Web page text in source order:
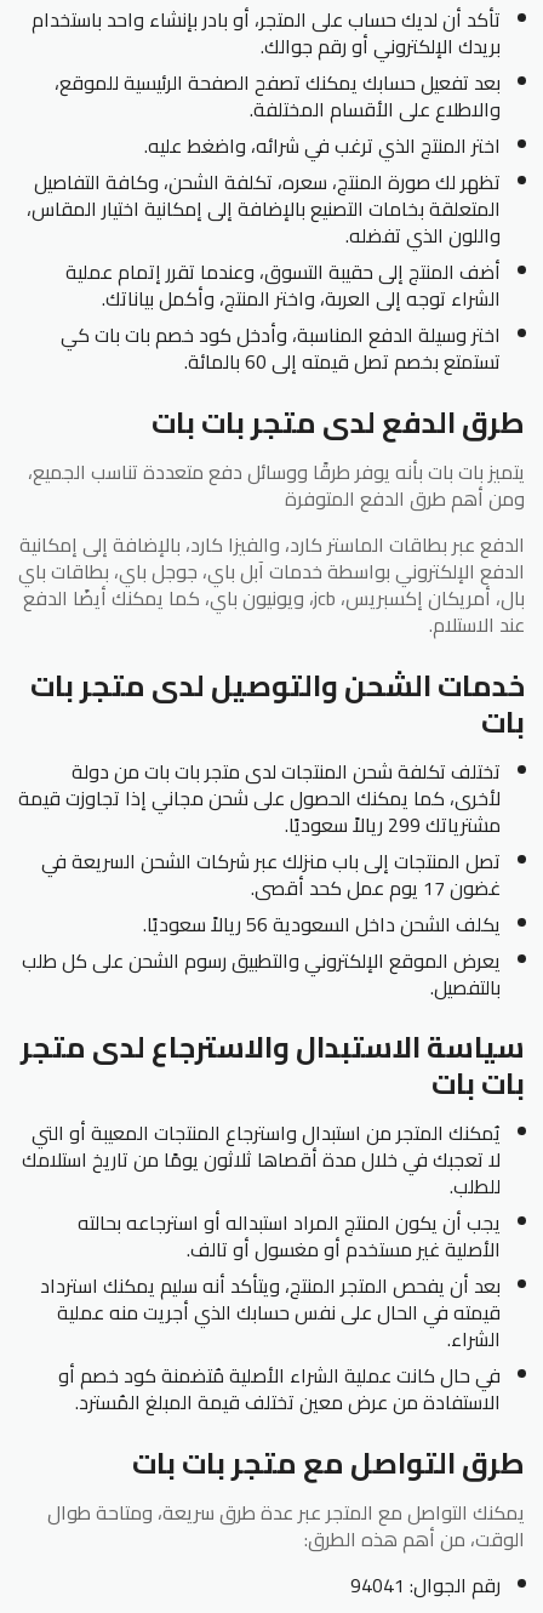
تأكد أن لديك حساب على المتجر، أو بادر بإنشاء واحد باستخدام
بريدك الإلكتروني أو رقم جوالك.
بعد تفعيل حسابك يمكنك تصفح الصفحة الرئيسية للموقع،
والاطلاع على الأقسام المختلفة.
اختر المنتج الذي ترغب في شرائه، واضغط عليه.
تظهر لك صورة المنتج، سعره، تكلفة الشحن، وكافة التفاصيل
المتعلقة بخامات التصنيع بالإضافة إلى إمكانية اختيار المقاس،
واللون الذي تفضله.
أضف المنتج إلى حقيبة التسوق، وعندما تقرر إتمام عملية
الشراء توجه إلى العربة، واختر المنتج، وأكمل بياناتك.
اختر وسيلة الدفع المناسبة، وأدخل كود خصم بات بات كي
تستمتع بخصم تصل قيمته إلى 60 بالمائة.
طرق الدفع لدى متجر بات بات
يتميز بات بات بأنه يوفر طرقًا ووسائل دفع متعددة تناسب الجميع،
ومن أهم طرق الدفع المتوفرة
الدفع عبر بطاقات الماستر كارد، والفيزا كارد، بالإضافة إلى إمكانية
الدفع الإلكتروني بواسطة خدمات آبل باي، جوجل باي، بطاقات باي
بال، أمريكان إكسبريس، jcb، ويونيون باي، كما يمكنك أيضًا الدفع
عند الاستلام.
خدمات الشحن والتوصيل لدى متجر بات
بات
تختلف تكلفة شحن المنتجات لدى متجر بات بات من دولة
لأخرى، كما يمكنك الحصول على شحن مجاني إذا تجاوزت قيمة
مشترياتك 299 ريالاً سعوديًا.
تصل المنتجات إلى باب منزلك عبر شركات الشحن السريعة في
غضون 17 يوم عمل كحد أقصى.
يكلف الشحن داخل السعودية 56 ريالاً سعوديًا.
يعرض الموقع الإلكتروني والتطبيق رسوم الشحن على كل طلب
بالتفصيل.
سياسة الاستبدال والاسترجاع لدى متجر
بات بات
يُمكنك المتجر من استبدال واسترجاع المنتجات المعيبة أو التي
لا تعجبك في خلال مدة أقصاها ثلاثون يومًا من تاريخ استلامك
للطلب.
يجب أن يكون المنتج المراد استبداله أو استرجاعه بحالته
الأصلية غير مستخدم أو مغسول أو تالف.
بعد أن يفحص المتجر المنتج، ويتأكد أنه سليم يمكنك استرداد
قيمته في الحال على نفس حسابك الذي أجريت منه عملية
الشراء.
في حال كانت عملية الشراء الأصلية مُتضمنة كود خصم أو
الاستفادة من عرض معين تختلف قيمة المبلغ المُسترد.
طرق التواصل مع متجر بات بات
يمكنك التواصل مع المتجر عبر عدة طرق سريعة، ومتاحة طوال
الوقت، من أهم هذه الطرق:
رقم الجوال: 94041